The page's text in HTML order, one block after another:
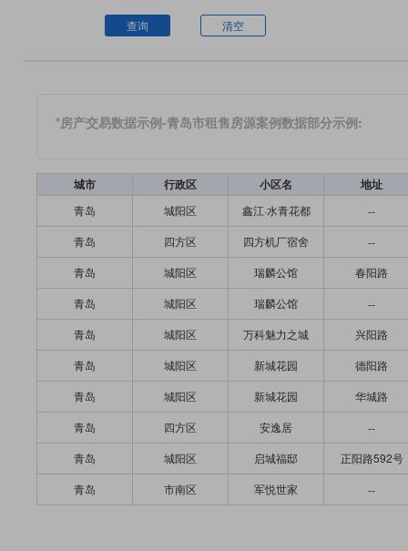
查询 清空
*房产交易数据示例-青岛市租售房源案例数据部分示例:
城市 行政区 小区名 地址
青岛 城阳区 鑫江·水青花都
--
青岛
四方区 四方机厂宿舍
--
青岛
城阳区 瑞麟公馆
春阳路
青岛
城阳区 瑞麟公馆
--
青岛
城阳区 万科魅力之城
兴阳路
青岛
城阳区 新城花园
德阳路
青岛
城阳区 新城花园
华城路
青岛
四方区 安逸居
--
青岛
城阳区 启城福邸
正阳路592号
青岛
市南区 军悦世家 --